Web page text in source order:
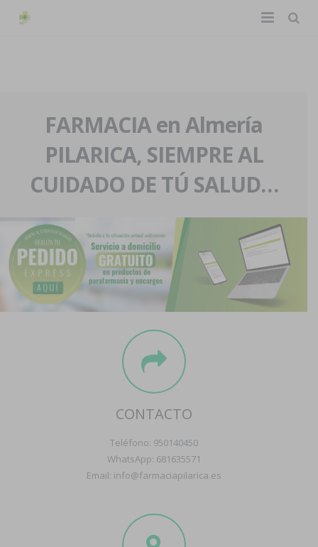
La farmacia
Nuestra historia
Nuestro equipo
Eventos
Servicios y reservas
Pedidos express
Blog
Contacto
Boletín
FARMACIA en Almería
PILARICA, SIEMPRE AL
CUIDADO DE TÚ SALUD…
CONTACTO
Teléfono: 950140450
WhatsApp: 681635571
Email: info@farmaciapilarica.es